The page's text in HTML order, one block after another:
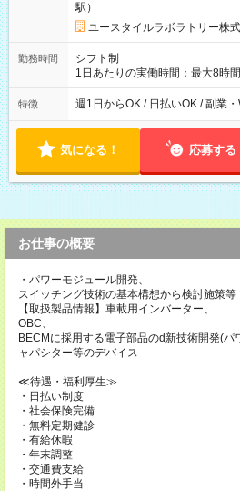
駅）
ユースタイルラボラトリー株
勤務時間
シフト制
1日あたりの実働時間：最大8時
制（週平均40時間以内） 夜勤：
特徴 週1日からOK / 日払いOK / 副業
気になる！ 応募する
お仕事の概要
・パワーモジュール開発、
スイッチング技術の基本構想から検討施策等
【取扱製品情報】車載用インバーター、
OBC、
BECMに採用する電子部品のd新技術開発(パ
ャパシター等のデバイス
≪待遇・福利厚生≫
・日払い制度
・社会保険完備
・無料定期健診
・有給休暇
・年末調整
・交通費支給
・時間外手当